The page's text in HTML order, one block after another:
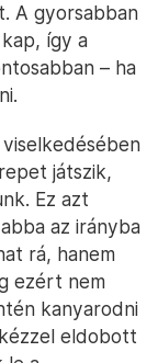
A gyorsabban
így a
– ha
játszik,
Ez azt
az irányba
rá, hanem
ezért nem
kanyarodni
eldobott